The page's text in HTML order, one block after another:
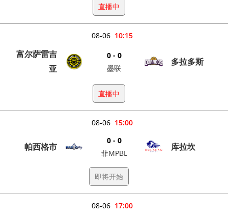
直播中
10:15
08-06
富尔萨雷吉
亚
0 - 0
墨联
多拉多斯
直播中
15:00
08-06
帕西格市
0 - 0
菲MPBL
库拉坎
即将开始
17:00
08-06